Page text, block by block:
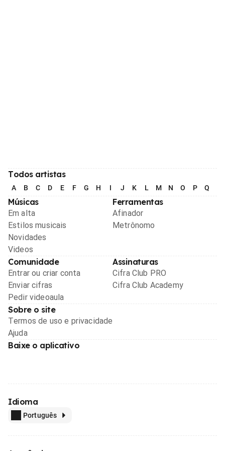
Todos artistas
A B C D E F G H I J K L M N O P Q
Músicas
Em alta
Estilos musicais
Novidades
Videos
Ferramentas
Afinador
Metrônomo
Comunidade
Entrar ou criar conta
Enviar cifras
Pedir videoaula
Assinaturas
Cifra Club PRO
Cifra Club Academy
Sobre o site
Termos de uso e privacidade
Ajuda
Baixe o aplicativo
Idioma
Português